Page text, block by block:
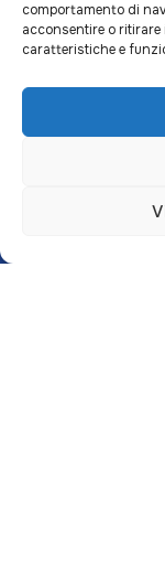
comportamento di
acconsentire o
caratteristiche e